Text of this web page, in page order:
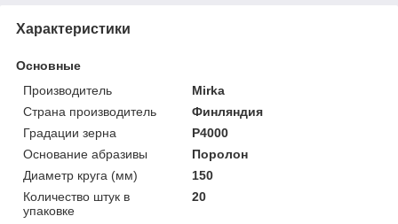
Характеристики
Основные
Производитель
Mirka
Страна производитель
Финляндия
Градации зерна
P4000
Основание абразивы
Поролон
Диаметр круга (мм)
150
Количество штук в
упаковке
20